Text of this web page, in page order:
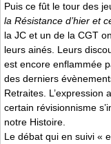
Puis ce fût le tour des
la Résistance d’hier et
la JC et un de la CGT
leurs ainés. Leurs
est encore enflammée
des derniers
Retraites. L’expression
certain révisionnisme
notre Histoire.
Le débat qui en suivi «